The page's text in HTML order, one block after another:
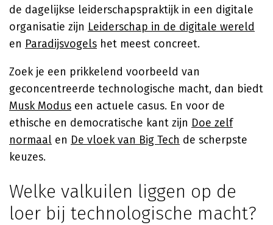
de dagelijkse leiderschapspraktijk in een digitale
organisatie zijn Leiderschap in de digitale wereld
en Paradijsvogels het meest concreet.
Zoek je een prikkelend voorbeeld van
geconcentreerde technologische macht, dan biedt
Musk Modus een actuele casus. En voor de
ethische en democratische kant zijn Doe zelf
normaal en De vloek van Big Tech de scherpste
keuzes.
Welke valkuilen liggen op de
loer bij technologische macht?